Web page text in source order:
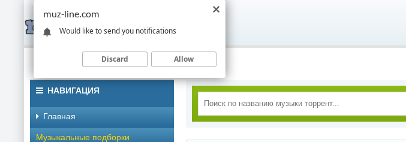
НАВИГАЦИЯ
Главная
Музыкальные подборки
muz-line.com
Would like to send you notifications
Discard Allow